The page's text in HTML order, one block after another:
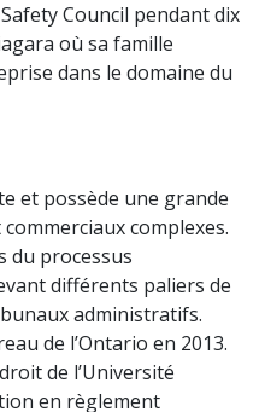
Council pendant dix
où sa famille
dans le domaine du
et possède une grande
complexes.
du processus
différents paliers de
administratifs.
de l’Ontario en 2013.
de l’Université
en règlement